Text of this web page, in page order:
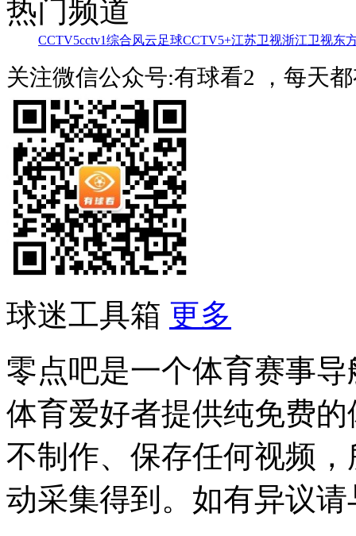
热门频道
CCTV5cctv1综合风云足球CCTV5+江苏卫视浙江卫视东
关注微信公众号:有球看2 ，每天
球迷工具箱 更多
零点吧是一个体育赛事
体育爱好者提供纯免费
不制作、保存任何视频
动采集得到。如有异议